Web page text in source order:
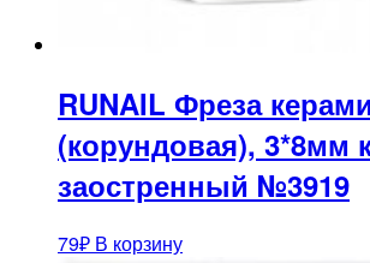
RUNAIL Фреза
(корундовая), 3*8мм
заостренный №3919
79₽ В корзину